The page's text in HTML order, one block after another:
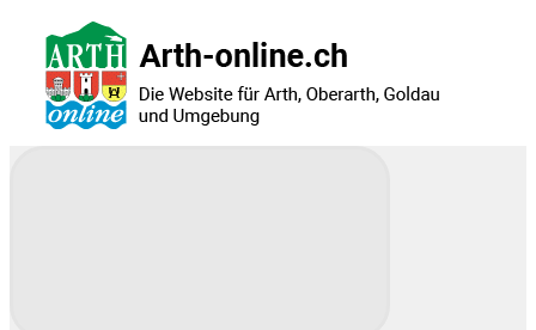
Hauptinhalt
springen